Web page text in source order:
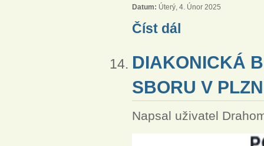
Datum: Úterý, 4. Únor 2025
Číst dál
DIAKONICKÁ
SBORU V
Napsal uživatel